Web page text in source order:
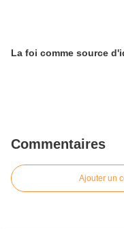
La foi comme source
Commentaires
Ajouter un